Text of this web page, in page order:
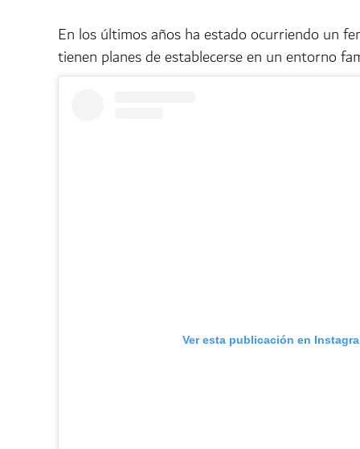
En los últimos años ha estado ocurriendo un
tienen planes de establecerse en un entorno
Ver esta publicación en